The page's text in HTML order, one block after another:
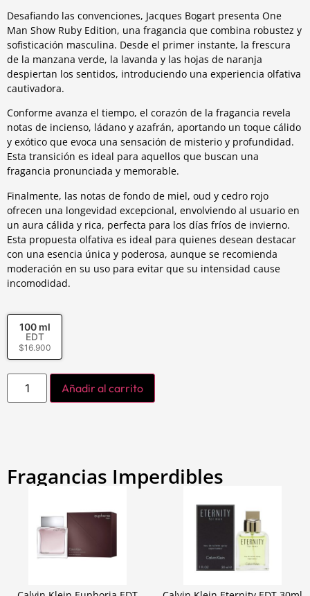
Desafiando las convenciones, Jacques Bogart presenta One
Man Show Ruby Edition, una fragancia que combina robustez y
sofisticación masculina. Desde el primer instante, la frescura
de la manzana verde, la lavanda y las hojas de naranja
despiertan los sentidos, introduciendo una experiencia olfativa
cautivadora.
Conforme avanza el tiempo, el corazón de la fragancia revela
notas de incienso, ládano y azafrán, aportando un toque cálido
y exótico que evoca una sensación de misterio y profundidad.
Esta transición es ideal para aquellos que buscan una
fragancia pronunciada y memorable.
Finalmente, las notas de fondo de miel, oud y cedro rojo
ofrecen una longevidad excepcional, envolviendo al usuario en
un aura cálida y rica, perfecta para los días fríos de invierno.
Esta propuesta olfativa es ideal para quienes desean destacar
con una esencia única y poderosa, aunque se recomienda
moderación en su uso para evitar que su intensidad cause
incomodidad.
100 ml
EDT
$16.900
Añadir al carrito
Fragancias Imperdibles